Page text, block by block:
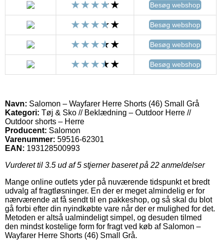
Besøg webshop
Besøg webshop
Besøg webshop
Besøg webshop
Navn: Salomon – Wayfarer Herre Shorts (46) Small Grå
Kategori: Tøj & Sko // Beklædning – Outdoor Herre //
Outdoor shorts – Herre
Producent: Salomon
Varenummer: 59516-62301
EAN: 193128500993
Vurderet til 3.5 ud af 5 stjerner baseret på 22 anmeldelser
Mange online outlets yder på nuværende tidspunkt et bredt
udvalg af fragtløsninger. En der er meget almindelig er for
nærværende at få sendt til en pakkeshop, og så skal du blot
gå forbi efter din nyindkøbte vare når der er mulighed for det.
Metoden er altså ualmindeligt simpel, og desuden tilmed
den mindst kostelige form for fragt ved køb af Salomon –
Wayfarer Herre Shorts (46) Small Grå.